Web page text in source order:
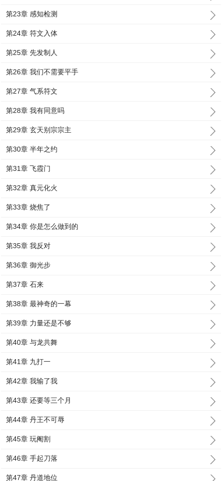
第23章 感知检测
第24章 符文入体
第25章 先发制人
第26章 我们不需要平手
第27章 气系符文
第28章 我有同意吗
第29章 玄天别宗宗主
第30章 半年之约
第31章 飞霞门
第32章 真元化火
第33章 烧焦了
第34章 你是怎么做到的
第35章 我反对
第36章 御光步
第37章 石来
第38章 最神奇的一幕
第39章 力量还是不够
第40章 与龙共舞
第41章 九打一
第42章 我输了我
第43章 还要等三个月
第44章 丹王不可辱
第45章 玩阉割
第46章 手起刀落
第47章 丹道地位